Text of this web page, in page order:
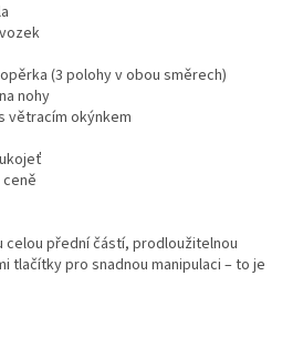
(3 polohy v obou směrech)
nohy
větracím okýnkem
ceně
přední částí, prodloužitelnou
tlačítky pro snadnou manipulaci – to je